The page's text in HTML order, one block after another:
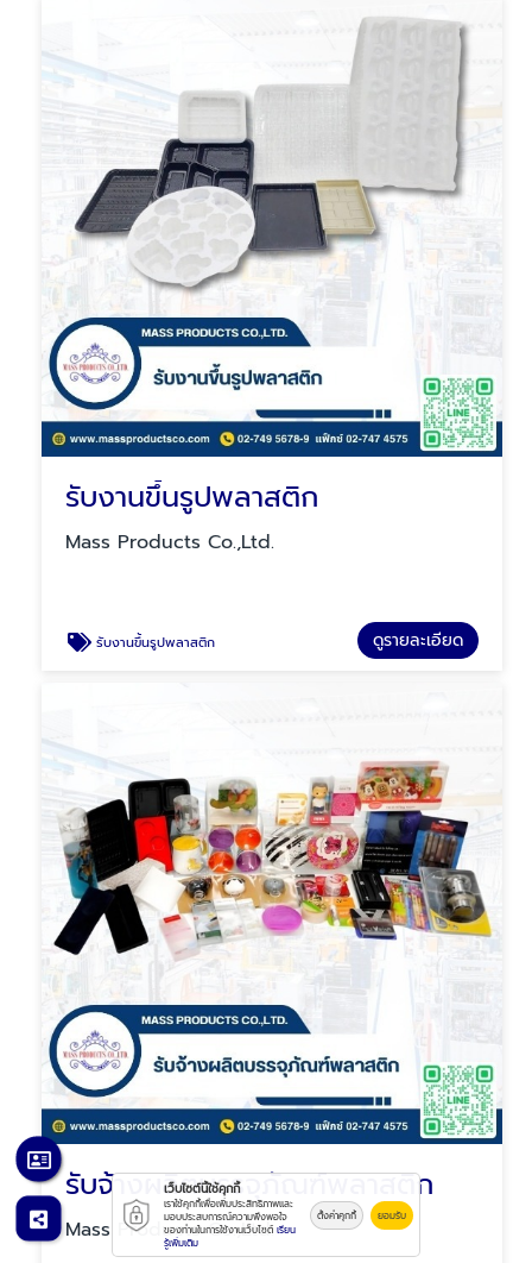
รับงานขึ้นรูปพลาสติก
Mass Products Co.,Ltd.
รับงานขึ้นรูปพลาสติก ดูรายละเอียด
รับจ้างผลิตบรรจุภัณฑ์พลาสติก
Mass Products Co.,Ltd.
เว็บไซต์นี้ใช้คุกกี้
เราใช้คุกกี้เพื่อเพิ่มประสิทธิภาพและ
มอบประสบการณ์ความพึงพอใจ
ของท่านในการใช้งานเว็บไซต์ เรียน
รู้เพิ่มเติม
ตั้งค่าคุกกี้ ยอมรับ